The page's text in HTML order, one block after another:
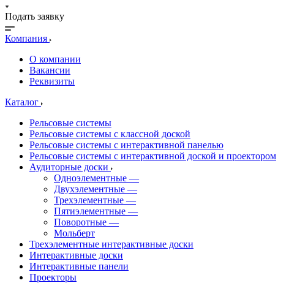
Подать заявку
Компания
О компании
Вакансии
Реквизиты
Каталог
Рельсовые системы
Рельсовые системы с классной доской
Рельсовые системы с интерактивной панелью
Рельсовые системы с интерактивной доской и проектором
Аудиторные доски
Одноэлементные —
Двухэлементные —
Трехэлементные —
Пятиэлементные —
Поворотные —
Мольберт
Трехэлементные интерактивные доски
Интерактивные доски
Интерактивные панели
Проекторы